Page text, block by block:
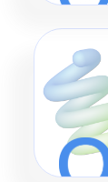
Набор
ПОД